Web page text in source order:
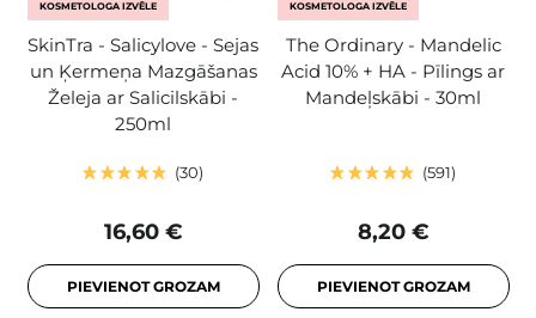
KOSMETOLOGA IZVĒLE
SkinTra - Salicylove - Sejas
un Ķermeņa Mazgāšanas
Želeja ar Salicilskābi -
250ml
30
16,60 €
PIEVIENOT GROZAM
KOSMETOLOGA IZVĒLE
The Ordinary - Mandelic
Acid 10% + HA - Pīlings ar
Mandeļskābi - 30ml
591
8,20 €
PIEVIENOT GROZAM